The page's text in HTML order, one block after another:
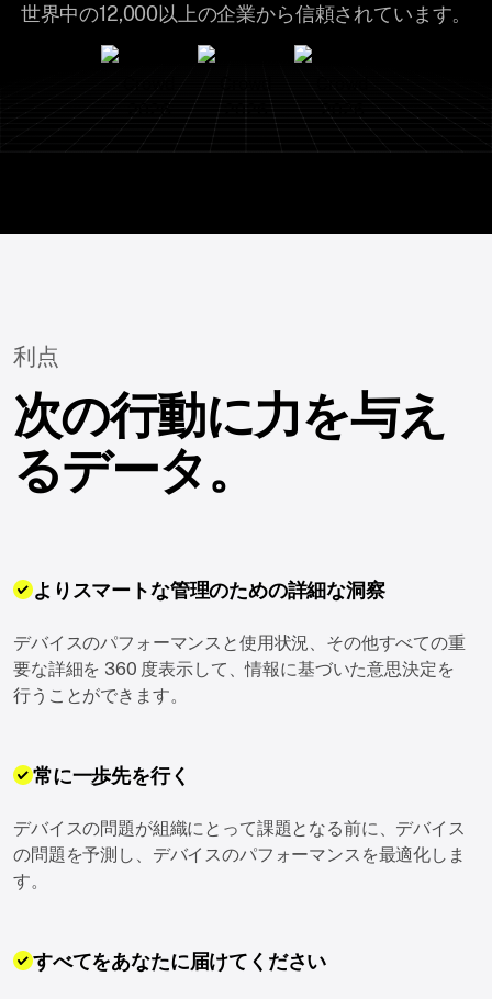
世界中の12,000以上の企業から信頼されています。
利点
次の行動に力を与え
るデータ。
よりスマートな管理のための詳細な洞察
デバイスのパフォーマンスと使用状況、その他すべての重
要な詳細を 360 度表示して、情報に基づいた意思決定を
行うことができます。
常に一歩先を行く
デバイスの問題が組織にとって課題となる前に、デバイス
の問題を予測し、デバイスのパフォーマンスを最適化しま
す。
すべてをあなたに届けてください